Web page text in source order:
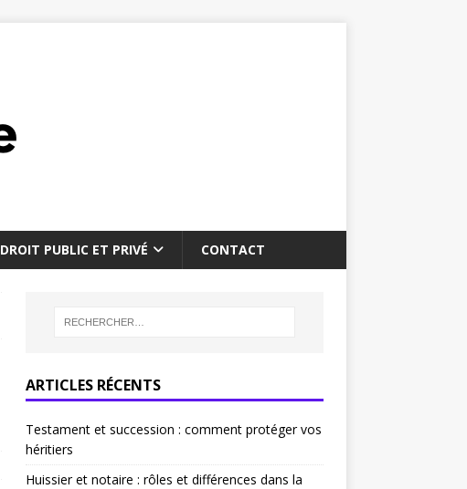
DROIT PUBLIC ET PRIVÉ CONTACT
ARTICLES RÉCENTS
Testament et succession : comment protéger vos
héritiers
Huissier et notaire : rôles et différences dans la